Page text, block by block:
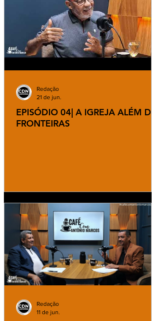
EPISÓDIO 04| A IGREJA ALÉM
FRONTEIRAS
Redação
21 de jun.
Redação
11 de jun.